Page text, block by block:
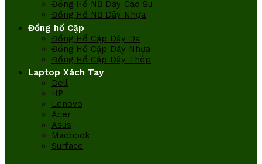
Đồng Hồ Nữ Dây Cao Su
Đồng Hồ Nữ Dây Nhựa
Đồng hồ Cặp
Đồng Hồ Cặp Dây Da
Đồng Hồ Cặp Dây Nhựa
Đồng Hồ Cặp Dây Thép
Laptop Xách Tay
Dell
HP
Lenovo
Acer
Asus
Macbook
Surface